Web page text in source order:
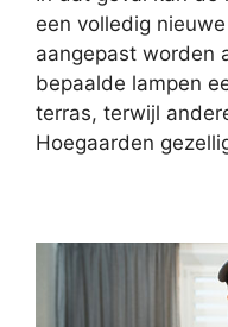
een volledig
aangepast worden
bepaalde lampen
terras, terwijl
Hoegaarden